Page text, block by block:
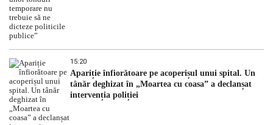
15:20
Apariție înfiorătoare pe acoperișul unui spital. Un
tânăr deghizat în „Moartea cu coasa” a declanșat
intervenția poliției